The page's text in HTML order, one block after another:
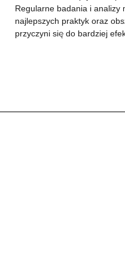
Regularne badania i analizy
najlepszych praktyk oraz
przyczyni się do bardziej